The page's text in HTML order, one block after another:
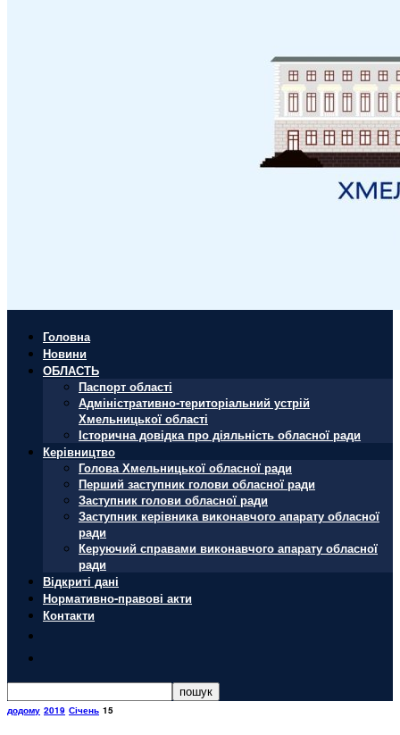
Головна
Новини
ОБЛАСТЬ
Паспорт області
Адміністративно-територіальний устрій
Хмельницької області
Історична довідка про діяльність обласної ради
Керівництво
Голова Хмельницької обласної ради
Перший заступник голови обласної ради
Заступник голови обласної ради
Заступник керівника виконавчого апарату обласної
ради
Керуючий справами виконавчого апарату обласної
ради
Відкриті дані
Нормативно-правові акти
Контакти
додому 2019 Січень 15